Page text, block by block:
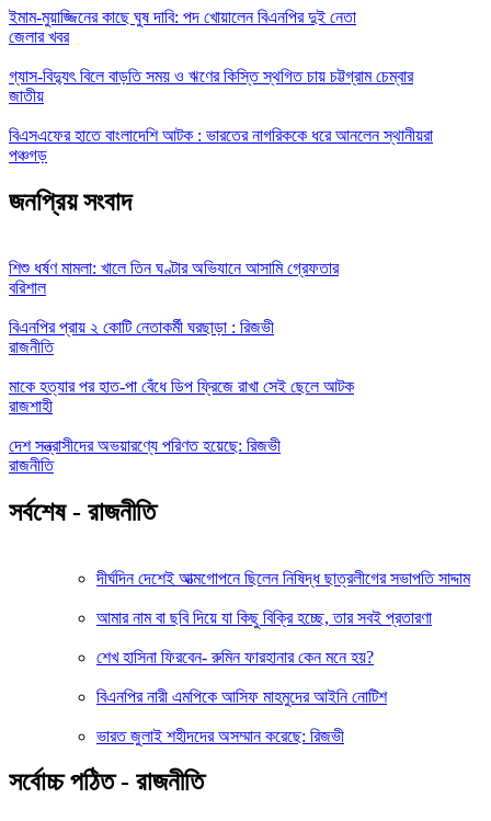
ইমাম-মুয়াজ্জিনের কাছে ঘুষ দাবি: পদ খোয়ালেন বিএনপির দুই নেতা
জেলার খবর
গ্যাস-বিদ্যুৎ বিলে বাড়তি সময় ও ঋণের কিস্তি স্থগিত চায় চট্টগ্রাম চেম্বার
জাতীয়
বিএসএফের হাতে বাংলাদেশি আটক : ভারতের নাগরিককে ধরে আনলেন স্থানীয়রা
পঞ্চগড়
জনপ্রিয় সংবাদ
শিশু ধর্ষণ মামলা: খালে তিন ঘণ্টার অভিযানে আসামি গ্রেফতার
বরিশাল
বিএনপির প্রায় ২ কোটি নেতাকর্মী ঘরছাড়া : রিজভী
রাজনীতি
মাকে হত্যার পর হাত-পা বেঁধে ডিপ ফ্রিজে রাখা সেই ছেলে আটক
রাজশাহী
দেশ সন্ত্রাসীদের অভয়ারণ্যে পরিণত হয়েছে: রিজভী
রাজনীতি
সর্বশেষ - রাজনীতি
দীর্ঘদিন দেশেই আত্মগোপনে ছিলেন নিষিদ্ধ ছাত্রলীগের সভাপতি সাদ্দাম
আমার নাম বা ছবি দিয়ে যা কিছু বিক্রি হচ্ছে, তার সবই প্রতারণা
শেখ হাসিনা ফিরবেন- রুমিন ফারহানার কেন মনে হয়?
বিএনপির নারী এমপিকে আসিফ মাহমুদের আইনি নোটিশ
ভারত জুলাই শহীদদের অসম্মান করেছে: রিজভী
সর্বোচ্চ পঠিত - রাজনীতি